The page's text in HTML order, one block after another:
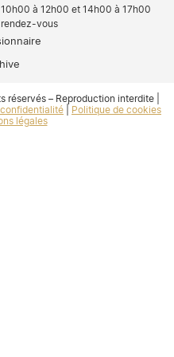
à 12h00 et 14h00 à 17h00
rendez-vous
– Reproduction interdite |
Politique de cookies
légales